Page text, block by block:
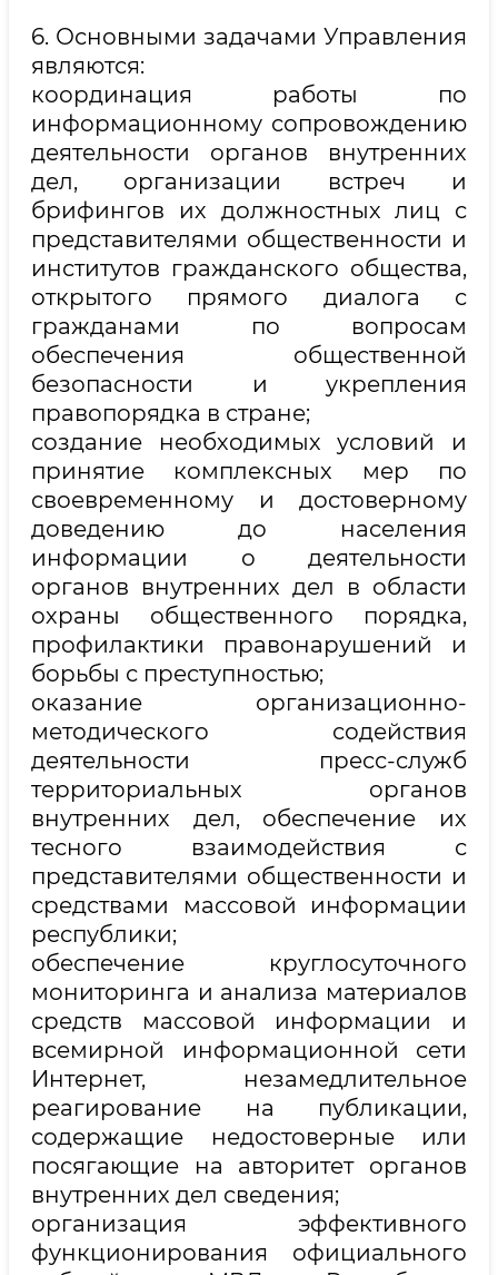
6. Основными задачами Управления
являются:
координация работы по
информационному сопровождению
деятельности органов внутренних
дел, организации встреч и
брифингов их должностных лиц с
представителями общественности и
институтов гражданского общества,
открытого прямого диалога с
гражданами по вопросам
обеспечения общественной
безопасности и укрепления
правопорядка в стране;
создание необходимых условий и
принятие комплексных мер по
своевременному и достоверному
доведению до населения
информации о деятельности
органов внутренних дел в области
охраны общественного порядка,
профилактики правонарушений и
борьбы с преступностью;
оказание организационно-
методического содействия
деятельности пресс-служб
территориальных органов
внутренних дел, обеспечение их
тесного взаимодействия с
представителями общественности и
средствами массовой информации
республики;
обеспечение круглосуточного
мониторинга и анализа материалов
средств массовой информации и
всемирной информационной сети
Интернет, незамедлительное
реагирование на публикации,
содержащие недостоверные или
посягающие на авторитет органов
внутренних дел сведения;
организация эффективного
функционирования официального